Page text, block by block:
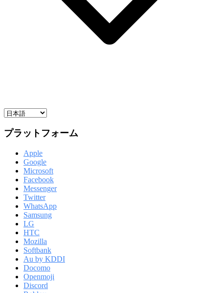
プラットフォーム
Apple
Google
Microsoft
Facebook
Messenger
Twitter
WhatsApp
Samsung
LG
HTC
Mozilla
Softbank
Au by KDDI
Docomo
Openmoji
Discord